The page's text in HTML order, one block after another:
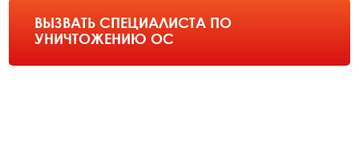
ВЫЗВАТЬ СПЕЦИАЛИСТА ПО
УНИЧТОЖЕНИЮ ОС